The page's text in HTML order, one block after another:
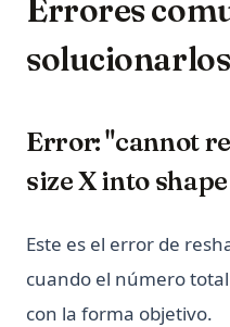
Errores
solucionarlos
Error: "cannot
size X into
Este es el error de
cuando el número
con la forma objetivo.